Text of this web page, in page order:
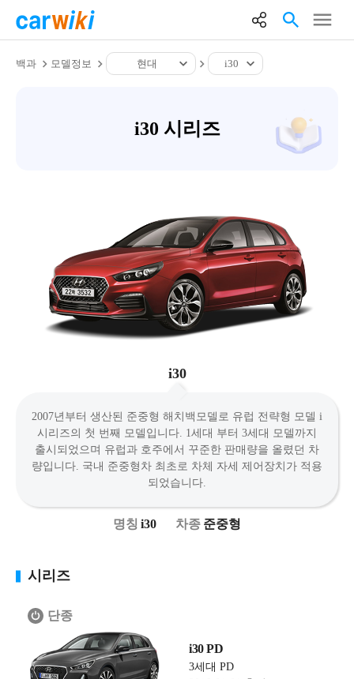
백과 모델정보 현대 i30
i30 시리즈
i30
2007년부터 생산된 준중형 해치백모델로 유럽 전략형 모델 i
시리즈의 첫 번째 모델입니다. 1세대 부터 3세대 모델까지
출시되었으며 유럽과 호주에서 꾸준한 판매량을 올렸던 차
량입니다. 국내 준중형차 최초로 차체 자세 제어장치가 적용
되었습니다.
i30 준중형
시리즈
단종
i30 PD
3세대 PD